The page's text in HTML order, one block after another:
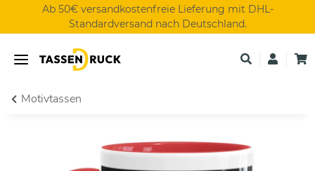
Ab 50€ versandkostenfreie Lieferung mit DHL-
Standardversand nach Deutschland.
Motivtassen